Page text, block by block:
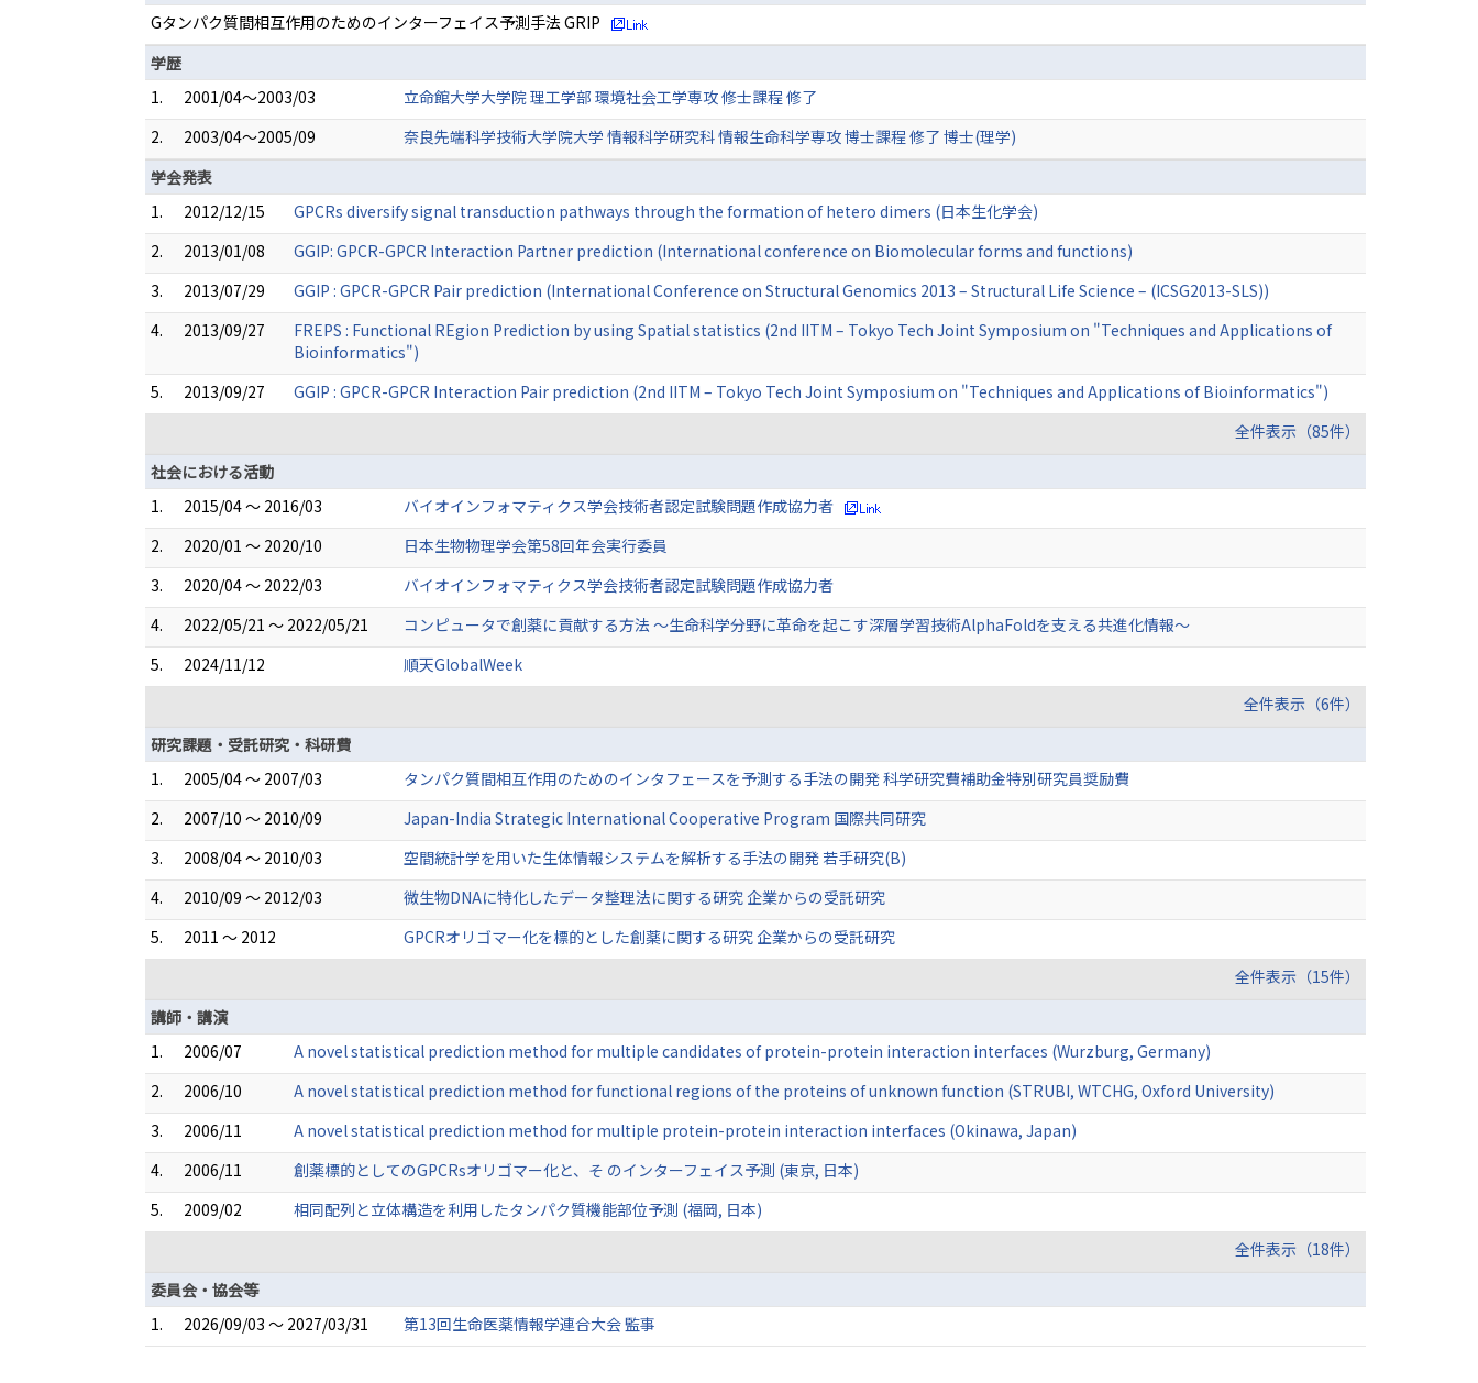
Gタンパク質間相互作用のためのインターフェイス予測手法 GRIP
学歴
1.
2001/04～2003/03
立命館大学大学院 理工学部 環境社会工学専攻 修士課程 修了
2.
2003/04～2005/09
奈良先端科学技術大学院大学 情報科学研究科 情報生命科学専攻 博士課程 修了 博士(理学)
学会発表
1.
2012/12/15
GPCRs diversify signal transduction pathways through the formation of hetero dimers (日本生化学会)
2.
2013/01/08
GGIP: GPCR-GPCR Interaction Partner prediction (International conference on Biomolecular forms and functions)
3.
2013/07/29
GGIP : GPCR-GPCR Pair prediction (International Conference on Structural Genomics 2013 – Structural Life Science – (ICSG2013-SLS))
4.
2013/09/27
FREPS : Functional REgion Prediction by using Spatial statistics (2nd IITM – Tokyo Tech Joint Symposium on "Techniques and Applications of
Bioinformatics")
5.
2013/09/27
GGIP : GPCR-GPCR Interaction Pair prediction (2nd IITM – Tokyo Tech Joint Symposium on "Techniques and Applications of Bioinformatics")
全件表示（85件）
社会における活動
1.
2015/04 ～ 2016/03
バイオインフォマティクス学会技術者認定試験問題作成協力者
2.
2020/01 ～ 2020/10
日本生物物理学会第58回年会実行委員
3.
2020/04 ～ 2022/03
バイオインフォマティクス学会技術者認定試験問題作成協力者
4.
2022/05/21 ～ 2022/05/21
コンピュータで創薬に貢献する方法 〜生命科学分野に革命を起こす深層学習技術AlphaFoldを支える共進化情報〜
5.
2024/11/12
順天GlobalWeek
全件表示（6件）
研究課題・受託研究・科研費
1.
2005/04 ～ 2007/03
タンパク質間相互作用のためのインタフェースを予測する手法の開発 科学研究費補助金特別研究員奨励費
2.
2007/10 ～ 2010/09
Japan-India Strategic International Cooperative Program 国際共同研究
3.
2008/04 ～ 2010/03
空間統計学を用いた生体情報システムを解析する手法の開発 若手研究(B)
4.
2010/09 ～ 2012/03
微生物DNAに特化したデータ整理法に関する研究 企業からの受託研究
5.
2011 ～ 2012
GPCRオリゴマー化を標的とした創薬に関する研究 企業からの受託研究
全件表示（15件）
講師・講演
1.
2006/07
A novel statistical prediction method for multiple candidates of protein-protein interaction interfaces (Wurzburg, Germany)
2.
2006/10
A novel statistical prediction method for functional regions of the proteins of unknown function (STRUBI, WTCHG, Oxford University)
3.
2006/11
A novel statistical prediction method for multiple protein-protein interaction interfaces (Okinawa, Japan)
4.
2006/11
創薬標的としてのGPCRsオリゴマー化と、そ のインターフェイス予測 (東京, 日本)
5.
2009/02
相同配列と立体構造を利用したタンパク質機能部位予測 (福岡, 日本)
全件表示（18件）
委員会・協会等
1.
2026/09/03 ～ 2027/03/31 第13回生命医薬情報学連合大会 監事